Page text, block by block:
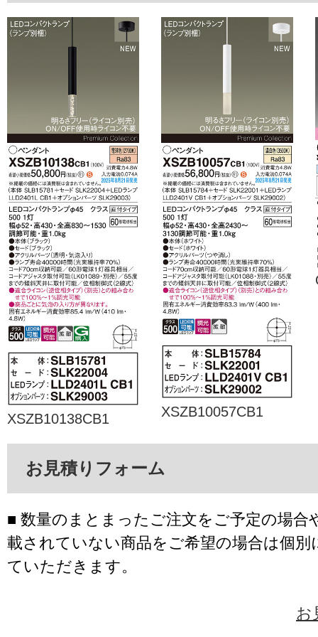
XSZB10138CB1 XSZB10057CB1
お見積りフォーム
■ 数量のまとまったご注文をご予定の場合
載されていない商品をご希望の場合は個別
ていただきます。
お